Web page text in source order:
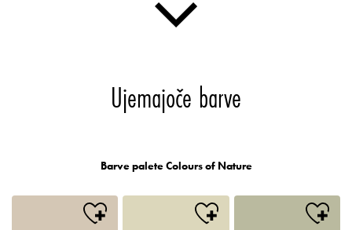
Ujemajoče barve
Barve palete Colours of Nature